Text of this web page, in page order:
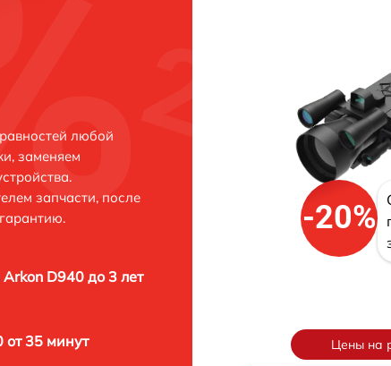
любой
заменяем
запчасти, после
D940 до 3 лет
от 35 минут
-20%
Цены на